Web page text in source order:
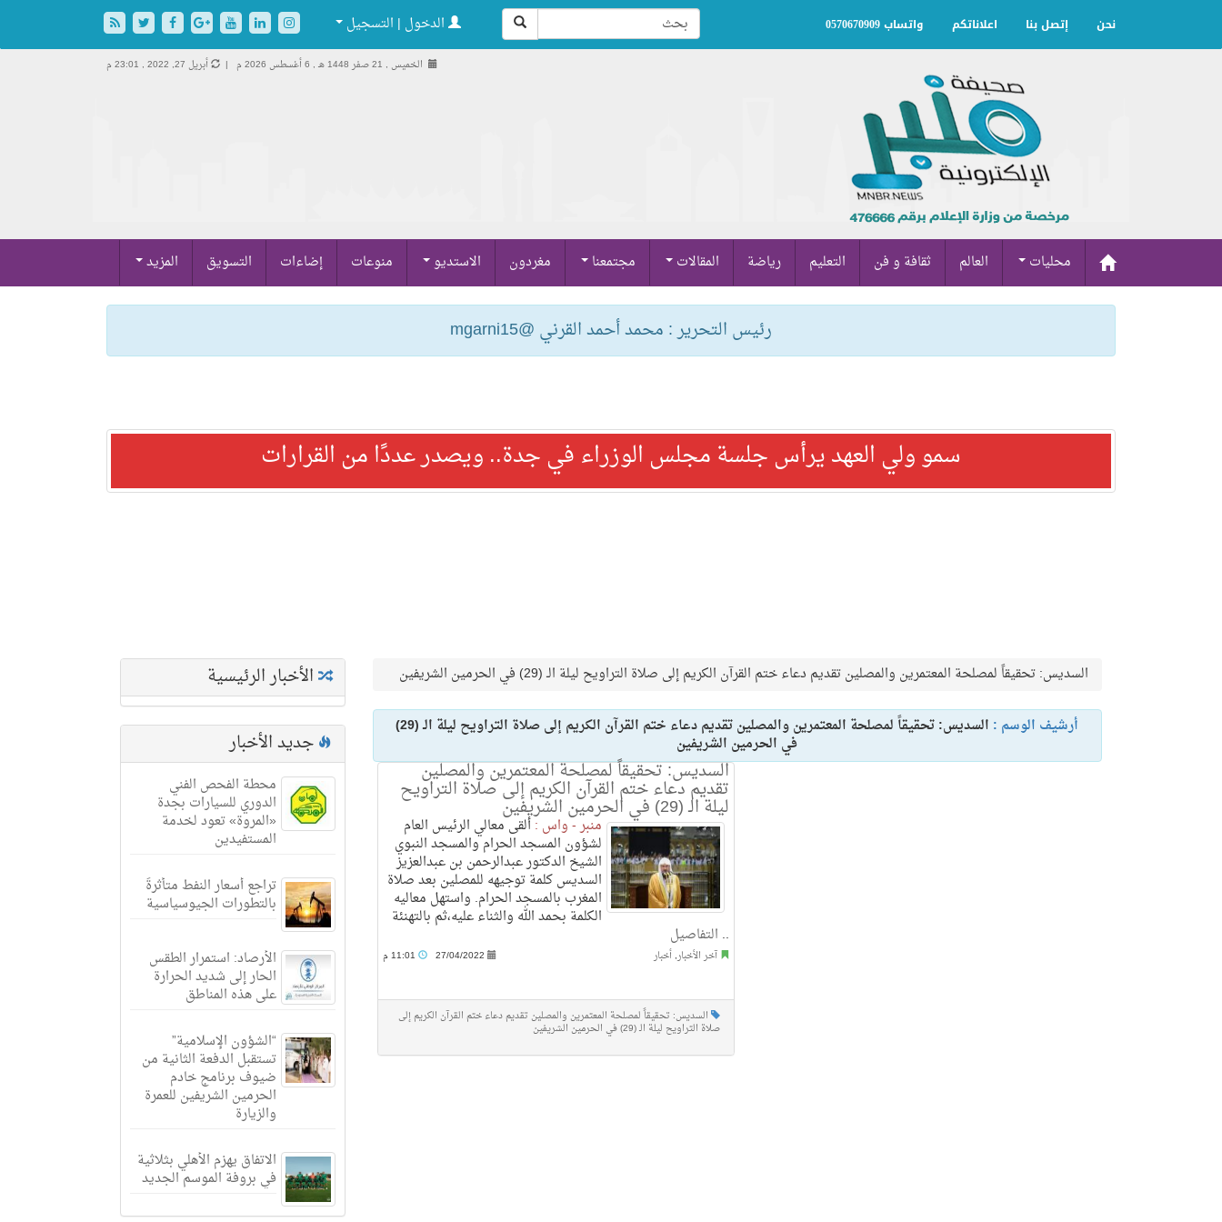
نحن إتصل بنا اعلاناتكم واتساب 0570670909 الدخول | التسجيل
الخميس , 21 صفر 1448 هـ , 6 أغسطس 2026 م | أبريل 27, 2022 , 23:01 م
محليات العالم ثقافة و فن التعليم رياضة المقالات مجتمعنا مغردون الاستديو منوعات إضاءات التسويق المزيد
رئيس التحرير : محمد أحمد القرني @mgarni15
سمو ولي العهد يرأس جلسة مجلس الوزراء في جدة.. ويصدر عددًا من القرارات
الأخبار الرئيسية
جديد الأخبار
محطة الفحص الفني
الدوري للسيارات بجدة
«المروة» تعود لخدمة
المستفيدين
تراجع أسعار النفط متأثرةً
بالتطورات الجيوسياسية
الأرصاد: استمرار الطقس
الحار إلى شديد الحرارة
على هذه المناطق
“الشؤون الإسلامية”
تستقبل الدفعة الثانية من
ضيوف برنامج خادم
الحرمين الشريفين للعمرة
والزيارة
الاتفاق يهزم الأهلي بثلاثية
في بروفة الموسم الجديد
السديس: تحقيقاً لمصلحة المعتمرين والمصلين تقديم دعاء ختم القرآن الكريم إلى صلاة التراويح ليلة الـ (29) في الحرمين الشريفين
أرشيف الوسم : السديس: تحقيقاً لمصلحة المعتمرين والمصلين تقديم دعاء ختم القرآن الكريم إلى صلاة التراويح ليلة الـ (29)
في الحرمين الشريفين
السديس: تحقيقاً لمصلحة المعتمرين والمصلين
تقديم دعاء ختم القرآن الكريم إلى صلاة التراويح
ليلة الـ (29) في الحرمين الشريفين
منبر - واس :ألقى معالي الرئيس العام
لشؤون المسجد الحرام والمسجد النبوي
الشيخ الدكتور عبدالرحمن بن عبدالعزيز
السديس كلمة توجيهه للمصلين بعد صلاة
المغرب بالمسجد الحرام. واستهل معاليه
الكلمة بحمد الله والثناء عليه،ثم بالتهنئة
.. التفاصيل
آخر الأخبار,أخبار 27/04/2022
السديس: تحقيقاً لمصلحة المعتمرين والمصلين تقديم دعاء ختم القرآن الكريم إلى
صلاة التراويح ليلة الـ (29) في الحرمين الشريفين